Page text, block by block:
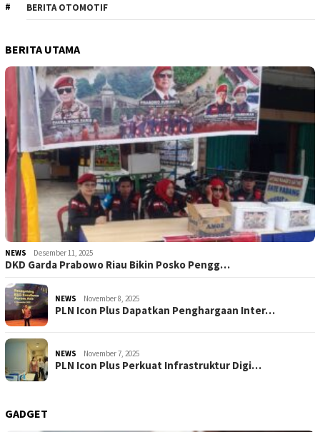
BERITA OTOMOTIF
BERITA UTAMA
NEWS Desember 11, 2025
DKD Garda Prabowo Riau Bikin Posko Pengg…
NEWS November 8, 2025
PLN Icon Plus Dapatkan Penghargaan Inter…
NEWS November 7, 2025
PLN Icon Plus Perkuat Infrastruktur Digi…
GADGET